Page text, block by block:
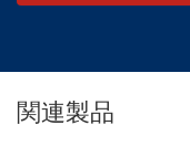
関連製品